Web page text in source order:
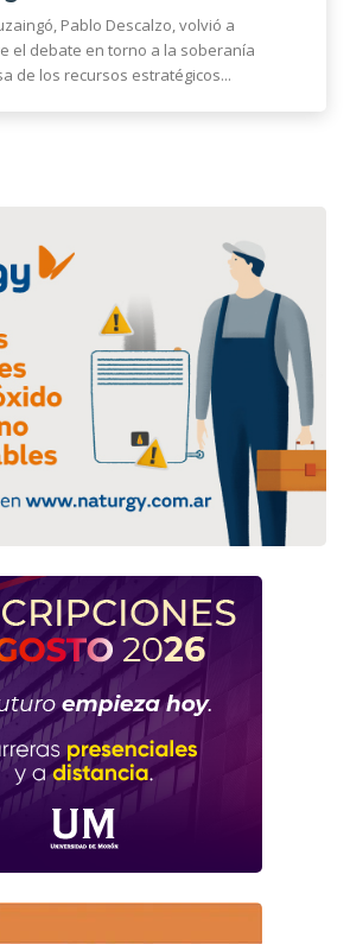
Pablo Descalzo, volvió a
el debate en torno a la soberanía
de los recursos estratégicos...